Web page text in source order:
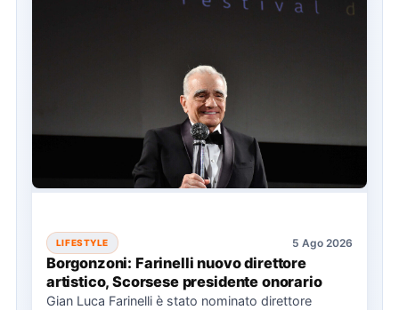
LIFESTYLE 5 Ago 2026
Borgonzoni: Farinelli nuovo direttore
artistico, Scorsese presidente onorario
Gian Luca Farinelli è stato nominato direttore